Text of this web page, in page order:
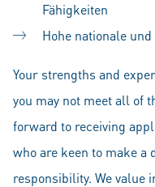
Fähigkeiten
Hohe nationale
Your strengths and
you may not meet all of
forward to receiving
who are keen to make a
responsibility. We value